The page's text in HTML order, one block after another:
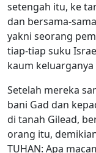
setengah itu, ke
dan bersama-
yakni seorang
tiap-tiap suku
kaum
Setelah mereka
bani Gad dan
di tanah Gilead,
orang itu,
TUHAN: Apa